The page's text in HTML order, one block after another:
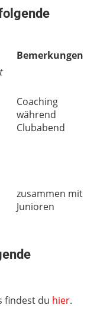
Bemerkungen
Coaching
während
Clubabend
zusammen mit
Junioren
findest du hier.